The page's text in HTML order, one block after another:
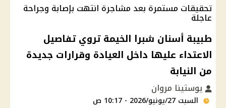
تحقيقات مستمرة بعد مشاجرة انتهت بإصابة وجراحة
عاجلة
طبيبة أسنان شبرا الخيمة تروي تفاصيل
الاعتداء عليها داخل العيادة وقرارات جديدة
من النيابة
يوستينا مروان
السبت 27/يونيو/2026 - 10:17 ص